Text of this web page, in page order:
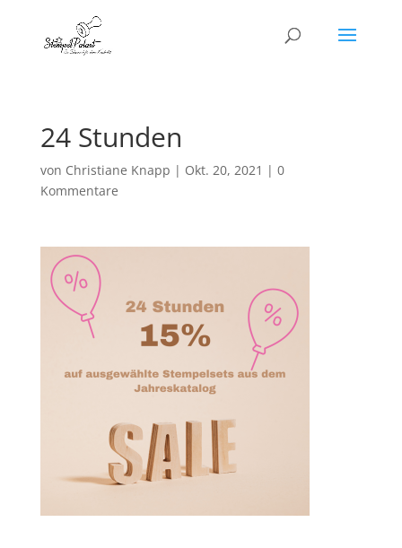
24 Stunden
von Christiane Knapp | Okt. 20, 2021 | 0
Kommentare